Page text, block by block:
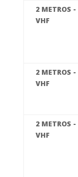
2 METROS -
VHF
2 METROS -
VHF
2 METROS -
VHF